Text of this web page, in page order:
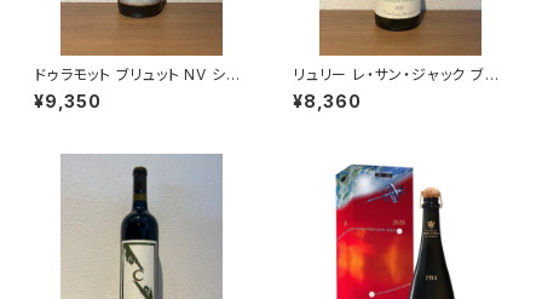
ドゥラモット ブリュット NV シャ
ンパーニュ 750ml
¥9,350
リュリー レ・サン・ジャック ブラ
ン 2023 ドメーヌ・ド・ヴィレー
ヌ 白ワイン 750ml
¥8,360